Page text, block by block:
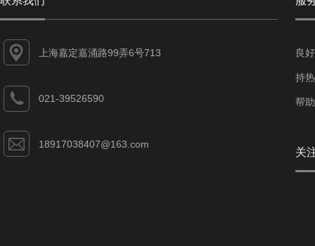
上海嘉定嘉涌路99弄6号713
021-39526590
18917038407@163.com
良
持
帮
关